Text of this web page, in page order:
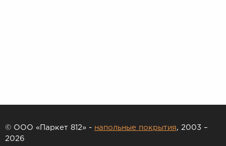
© ООО «Паркет 812» - напольные покрытия, 2003 –
2026